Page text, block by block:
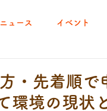
ニュース イベント
・先着順で
環境の現状